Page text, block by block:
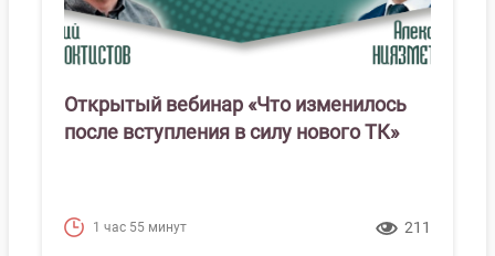
Открытый вебинар «Что изменилось
после вступления в силу нового ТК»
1 час 55 минут 211